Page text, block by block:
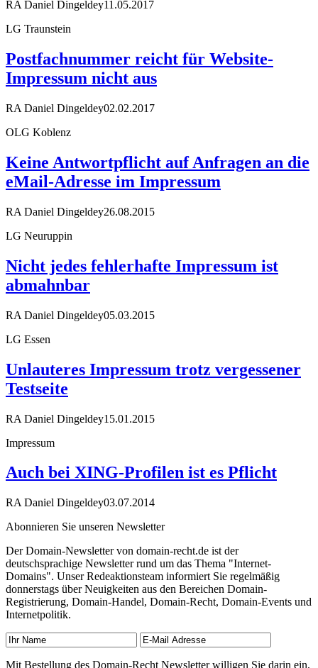
RA Daniel Dingeldey11.05.2017
LG Traunstein
Postfachnummer reicht für Website-
Impressum nicht aus
RA Daniel Dingeldey02.02.2017
OLG Koblenz
Keine Antwortpflicht auf Anfragen an die
eMail-Adresse im Impressum
RA Daniel Dingeldey26.08.2015
LG Neuruppin
Nicht jedes fehlerhafte Impressum ist
abmahnbar
RA Daniel Dingeldey05.03.2015
LG Essen
Unlauteres Impressum trotz vergessener
Testseite
RA Daniel Dingeldey15.01.2015
Impressum
Auch bei XING-Profilen ist es Pflicht
RA Daniel Dingeldey03.07.2014
Abonnieren Sie unseren Newsletter
Der Domain-Newsletter von domain-recht.de ist der
deutschsprachige Newsletter rund um das Thema "Internet-
Domains". Unser Redeaktionsteam informiert Sie regelmäßig
donnerstags über Neuigkeiten aus den Bereichen Domain-
Registrierung, Domain-Handel, Domain-Recht, Domain-Events und
Internetpolitik.
Mit Bestellung des Domain-Recht Newsletter willigen Sie darin ein,